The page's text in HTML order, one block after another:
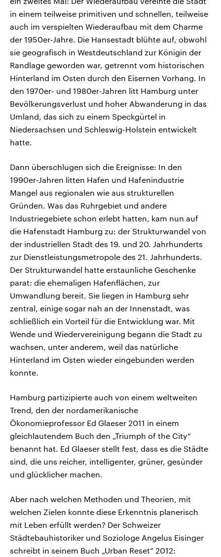
in einem teilweise primitiven und schnellen, teilweise
auch im verspielten Wiederaufbau mit dem Charme
der 1950er-Jahre. Die Hansestadt blühte auf, obwohl
sie geografisch in Westdeutschland zur Königin der
Randlage geworden war, getrennt vom historischen
Hinterland im Osten durch den Eisernen Vorhang. In
den 1970er- und 1980er-Jahren litt Hamburg unter
Bevölkerungsverlust und hoher Abwanderung in das
Umland, das sich zu einem Speckgürtel in
Niedersachsen und Schleswig-Holstein entwickelt
hatte.
Dann überschlugen sich die Ereignisse: In den
1990er-Jahren litten Hafen und Hafenindustrie
Mangel aus regionalen wie aus strukturellen
Gründen. Was das Ruhrgebiet und andere
Industriegebiete schon erlebt hatten, kam nun auf
die Hafenstadt Hamburg zu: der Strukturwandel von
der industriellen Stadt des 19. und 20. Jahrhunderts
zur Dienstleistungsmetropole des 21. Jahrhunderts.
Der Strukturwandel hatte erstaunliche Geschenke
parat: die ehemaligen Hafenflächen, zur
Umwandlung bereit. Sie liegen in Hamburg sehr
zentral, einige sogar nah an der Innenstadt, was
schließlich ein Vorteil für die Entwicklung war. Mit
Wende und Wiedervereinigung begann die Stadt zu
wachsen, unter anderem, weil das natürliche
Hinterland im Osten wieder eingebunden werden
konnte.
Hamburg partizipierte auch von einem weltweiten
Trend, den der nordamerikanische
Ökonomieprofessor Ed Glaeser 2011 in einem
gleichlautendem Buch den „Triumph of the City“
benannt hat. Ed Glaeser stellt fest, dass es die Städte
sind, die uns reicher, intelligenter, grüner, gesünder
und glücklicher machen.
Aber nach welchen Methoden und Theorien, mit
welchen Zielen konnte diese Erkenntnis planerisch
mit Leben erfüllt werden? Der Schweizer
Städtebauhistoriker und Soziologe Angelus Eisinger
schreibt in seinem Buch „Urban Reset“ 2012: